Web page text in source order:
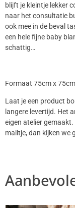
blijft je kleintje lekker
naar het consultatie
ook mee in de beval
een hele fijne baby
schattig…
Formaat 75cm x 75cm
Laat je een product
langere levertijd. Het
eigen atelier
mailtje, dan kijken we